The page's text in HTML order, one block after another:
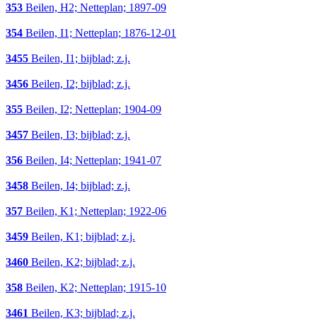
353 Beilen, H2; Netteplan; 1897-09
354 Beilen, I1; Netteplan; 1876-12-01
3455 Beilen, I1; bijblad; z.j.
3456 Beilen, I2; bijblad; z.j.
355 Beilen, I2; Netteplan; 1904-09
3457 Beilen, I3; bijblad; z.j.
356 Beilen, I4; Netteplan; 1941-07
3458 Beilen, I4; bijblad; z.j.
357 Beilen, K1; Netteplan; 1922-06
3459 Beilen, K1; bijblad; z.j.
3460 Beilen, K2; bijblad; z.j.
358 Beilen, K2; Netteplan; 1915-10
3461 Beilen, K3; bijblad; z.j.